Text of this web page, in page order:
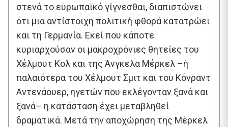
στενά το ευρωπαϊκό γίγνεσθαι, διαπιστώνει
ότι μια αντίστοιχη πολιτική φθορά κατατρώει
και τη Γερμανία. Εκεί που κάποτε
κυριαρχούσαν οι μακροχρόνιες θητείες του
Χέλμουτ Κολ και της Άνγκελα Μέρκελ –ή
παλαιότερα του Χέλμουτ Σμιτ και του Κόνραντ
Αντενάουερ, ηγετών που εκλέγονταν ξανά και
ξανά– η κατάσταση έχει μεταβληθεί
δραματικά. Μετά την αποχώρηση της Μέρκελ